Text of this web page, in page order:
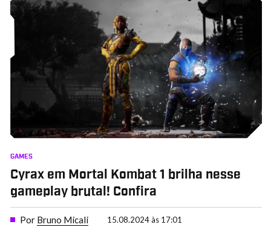
GAMES
Cyrax em Mortal Kombat 1 brilha nesse
gameplay brutal! Confira
Por Bruno Micali 15.08.2024 às 17:01